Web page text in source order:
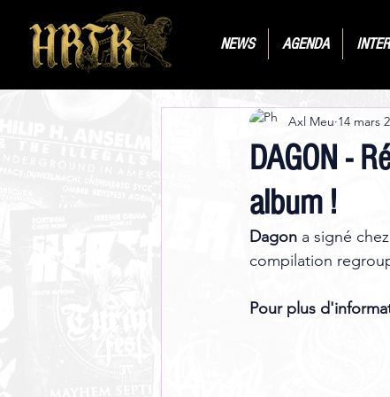
NEWS AGENDA
DAGON -
album !
Axl Meu 14 mars
Dagon a signé chez
compilation
Pour plus